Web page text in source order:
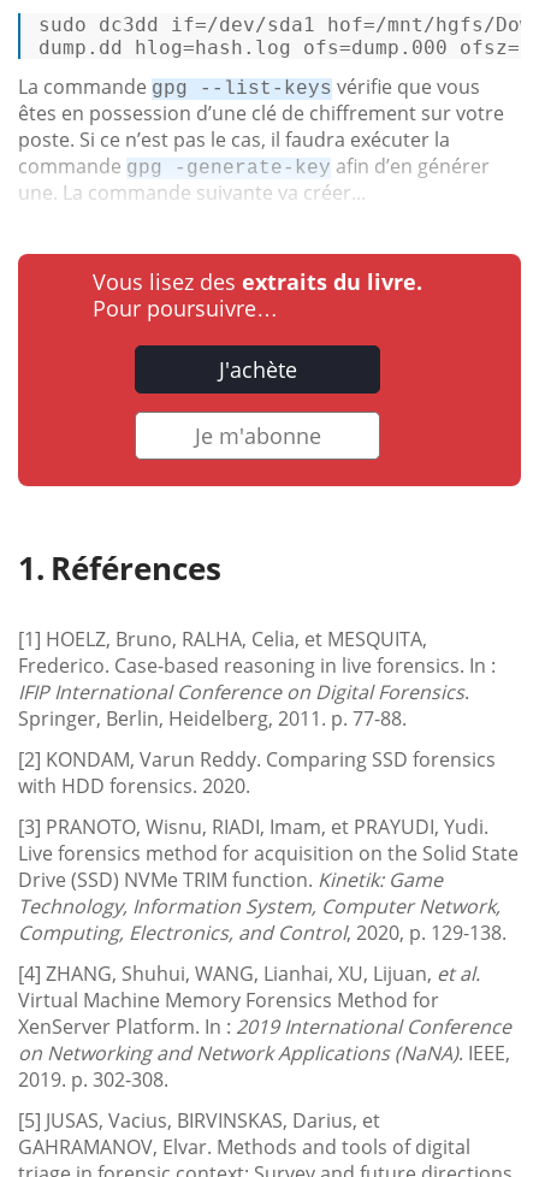
sudo dc3dd if=/dev/sda1 hof=/mnt/hgfs/
dump. dd hlog=hash. log ofs=dump .000
La commande gpg --list-keys vérifie que vous
êtes en possession d’une clé de chiffrement sur votre
poste. Si ce n’est pas le cas, il faudra exécuter la
commande gpg -generate-key afin d’en générer
une. La commande suivante va créer...
Vous lisez des extraits du livre.
Pour poursuivre…
J'achète
Je m'abonne
Références
[1] HOELZ, Bruno, RALHA, Celia, et MESQUITA,
Frederico. Case-based reasoning in live forensics. In :
IFIP International Conference on Digital Forensics.
Springer, Berlin, Heidelberg, 2011. p. 77-88.
[2] KONDAM, Varun Reddy. Comparing SSD forensics
with HDD forensics. 2020.
[3] PRANOTO, Wisnu, RIADI, Imam, et PRAYUDI, Yudi.
Live forensics method for acquisition on the Solid State
Drive (SSD) NVMe TRIM function. Kinetik: Game
Technology, Information System, Computer Network,
Computing, Electronics, and Control, 2020, p. 129-138.
[4] ZHANG, Shuhui, WANG, Lianhai, XU, Lijuan, et al.
Virtual Machine Memory Forensics Method for
XenServer Platform. In : 2019 International Conference
on Networking and Network Applications (NaNA). IEEE,
2019. p. 302-308.
[5] JUSAS, Vacius, BIRVINSKAS, Darius, et
GAHRAMANOV, Elvar. Methods and tools of digital